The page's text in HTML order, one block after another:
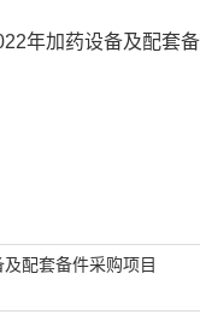
年加药设备及配套
配套备件采购项目